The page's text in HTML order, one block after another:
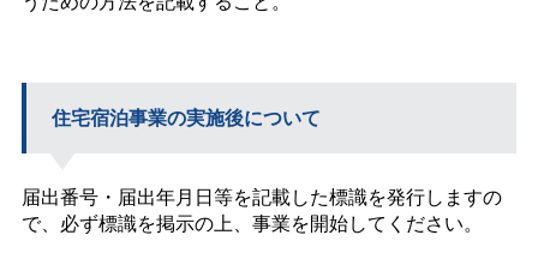
住宅宿泊事業の実施後について
届出番号・届出年月日等を記載した標識を発行しますの
で、必ず標識を掲示の上、事業を開始してください。